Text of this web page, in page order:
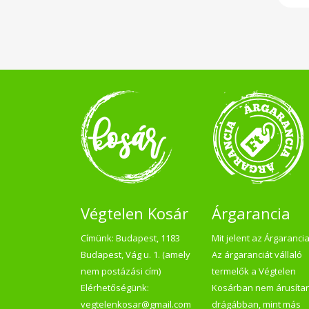
Végtelen Kosár
Címünk: Budapest, 1183
Budapest, Vág u. 1. (amely
nem postázási cím)
Elérhetőségünk:
vegtelenkosar@gmail.com
Árgarancia
Mit jelent az
Az árgaranciát vállaló
termelők a Végtelen
Kosárban nem
drágábban, mint más